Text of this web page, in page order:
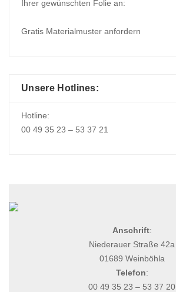
Ihrer gewünschten Folie an:
Gratis Materialmuster anfordern
Unsere Hotlines:
Hotline:
00 49 35 23 – 53 37 21
Anschrift:
Niederauer Straße 42a
01689 Weinböhla
Telefon:
00 49 35 23 – 53 37 20